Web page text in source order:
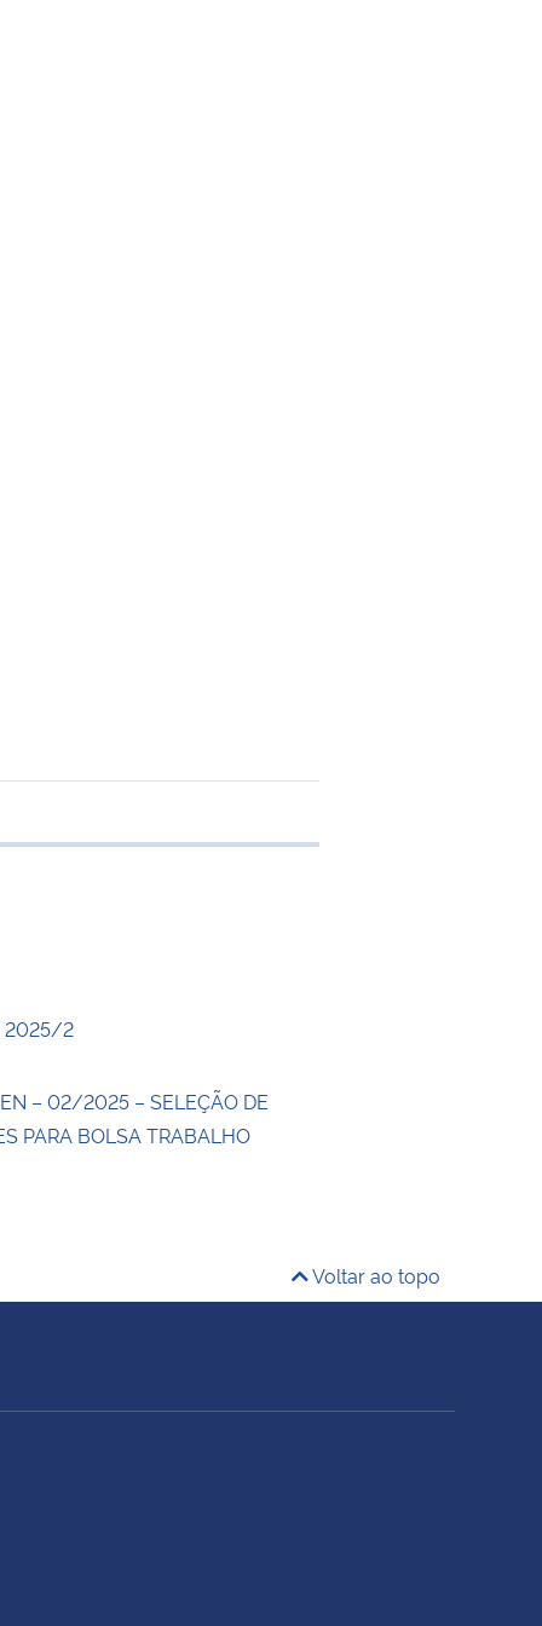
transferência
2025/2
– 02/2025 – SELEÇÃO DE
PARA BOLSA TRABALHO
Voltar ao topo